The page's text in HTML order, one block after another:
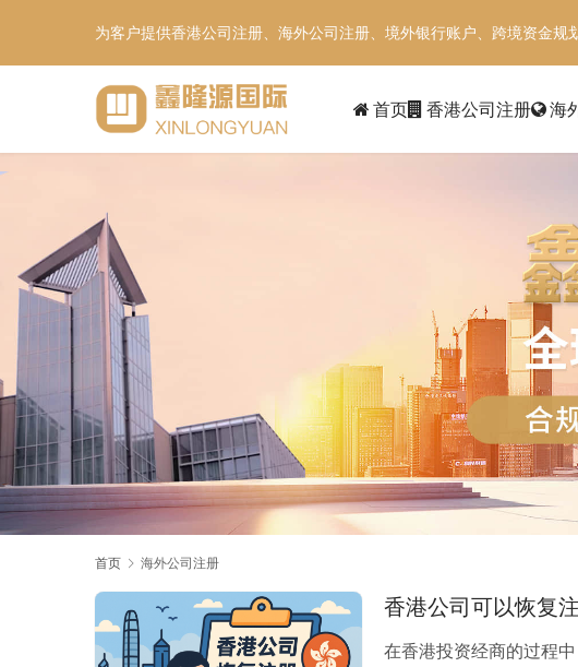
为客户提供香港公司注册、海外公司注册、境外银行账户、跨境资金规
首页 香港公司注册 海
首页 海外公司注册
香港公司可以恢复
在香港投资经商的过程